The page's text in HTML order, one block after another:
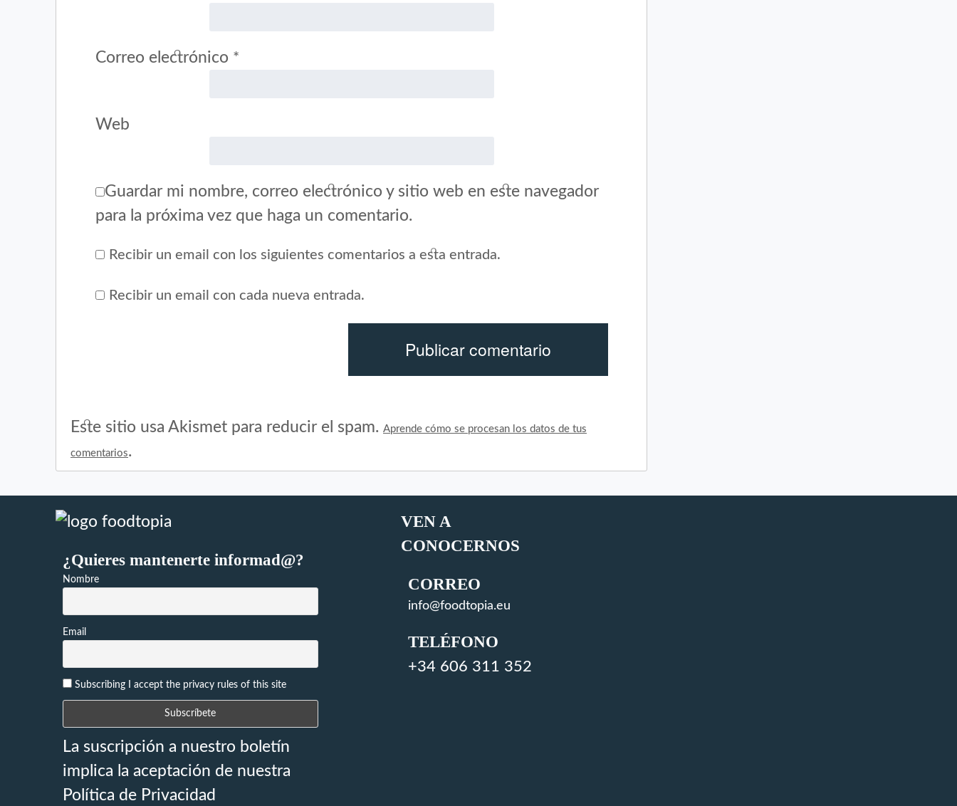
Correo electrónico *
Web
Guardar mi nombre, correo electrónico y sitio web en este navegador
para la próxima vez que haga un comentario.
Recibir un email con los siguientes comentarios a esta entrada.
Recibir un email con cada nueva entrada.
Este sitio usa Akismet para reducir el spam. Aprende cómo se procesan los datos de tus
comentarios.
¿Quieres mantenerte informad@?
Nombre
Email
Subscribing I accept the privacy rules of this site
La suscripción a nuestro boletín
implica la aceptación de nuestra
Política de Privacidad
VEN A
CONOCERNOS
CORREO
info@foodtopia.eu
TELÉFONO
+34 606 311 352